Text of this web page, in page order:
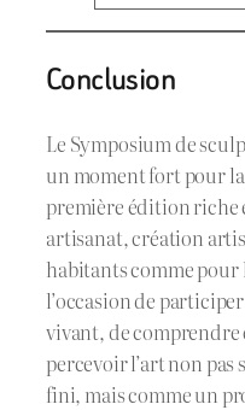
Conclusion
Le Symposium de
un moment fort pour
première édition riche
artisanat, création
habitants comme pour
l’occasion de
vivant, de comprendre
percevoir l’art non
fini, mais comme un